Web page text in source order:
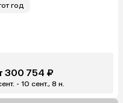
год
300 754 ₽
- 10 сент., 8 н.